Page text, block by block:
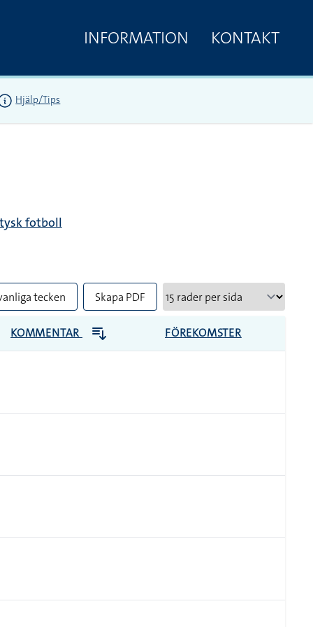
INFORMATION KONTAKT
Hjälp/Tips
fotboll
tecken Skapa PDF
KOMMENTAR FÖREKOMSTER